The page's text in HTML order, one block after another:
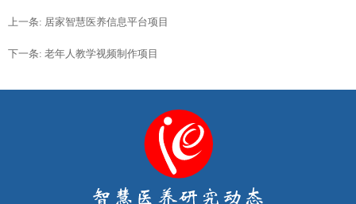
上一条: 居家智慧医养信息平台项目
下一条: 老年人教学视频制作项目